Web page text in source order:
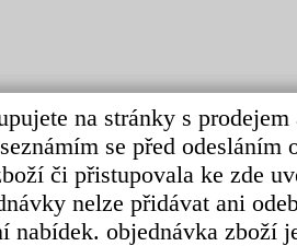
na stránky s
se před
či přistupovala ke zde
nelze přidávat ani
nabídek. objednávka zboží